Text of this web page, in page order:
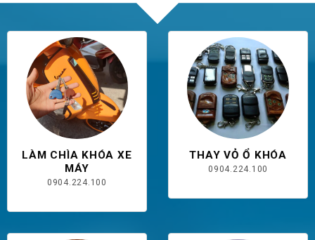
LÀM CHÌA KHÓA XE
MÁY
0904.224.100
THAY VỎ Ổ KHÓA
0904.224.100